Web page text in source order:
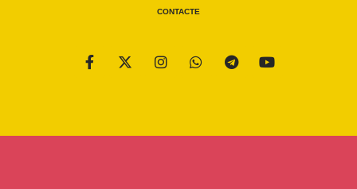
CONTACTE